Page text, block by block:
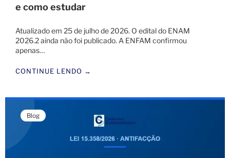
e como estudar
Atualizado em 25 de julho de 2026. O edital do ENAM
2026.2 ainda não foi publicado. A ENFAM confirmou
apenas…
CONTINUE LENDO →
Blog